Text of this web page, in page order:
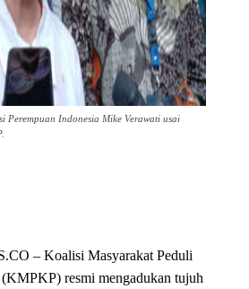
Perempuan Indonesia Mike Verawati usai
– Koalisi Masyarakat Peduli
resmi mengadukan tujuh